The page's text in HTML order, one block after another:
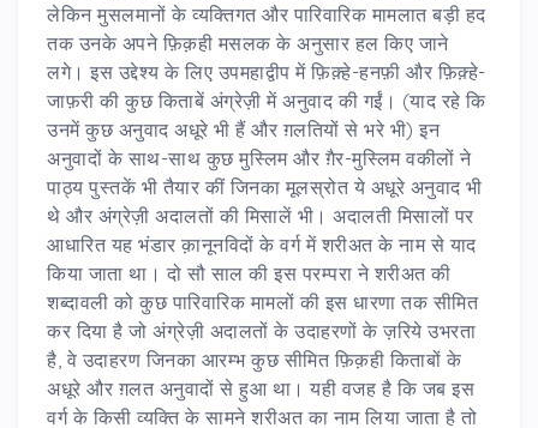
लेकिन मुसलमानों के व्यक्तिगत और पारिवारिक मामलात बड़ी हद
तक उनके अपने फ़िक़ही मसलक के अनुसार हल किए जाने
लगे। इस उद्देश्य के लिए उपमहाद्वीप में फ़िक़्हे-हनफ़ी और फ़िक़्हे-
जाफ़री की कुछ किताबें अंग्रेज़ी में अनुवाद की गईं। (याद रहे कि
उनमें कुछ अनुवाद अधूरे भी हैं और ग़लतियों से भरे भी) इन
अनुवादों के साथ-साथ कुछ मुस्लिम और ग़ैर-मुस्लिम वकीलों ने
पाठ्य पुस्तकें भी तैयार कीं जिनका मूलस्रोत ये अधूरे अनुवाद भी
थे और अंग्रेज़ी अदालतों की मिसालें भी। अदालती मिसालों पर
आधारित यह भंडार क़ानूनविदों के वर्ग में शरीअत के नाम से याद
किया जाता था। दो सौ साल की इस परम्परा ने शरीअत की
शब्दावली को कुछ पारिवारिक मामलों की इस धारणा तक सीमित
कर दिया है जो अंग्रेज़ी अदालतों के उदाहरणों के ज़रिये उभरता
है, वे उदाहरण जिनका आरम्भ कुछ सीमित फ़िक़ही किताबों के
अधूरे और ग़लत अनुवादों से हुआ था। यही वजह है कि जब इस
वर्ग के किसी व्यक्ति के सामने शरीअत का नाम लिया जाता है तो